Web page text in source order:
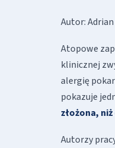
Autor: Adrian
Atopowe
klinicznej
alergię
pokazuje
złożona,
Autorzy